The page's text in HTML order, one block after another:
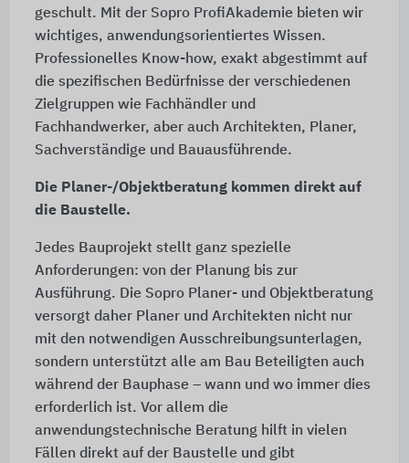
geschult. Mit der Sopro ProfiAkademie bieten wir
wichtiges, anwendungsorientiertes Wissen.
Professionelles Know-how, exakt abgestimmt auf
die spezifischen Bedürfnisse der verschiedenen
Zielgruppen wie Fachhändler und
Fachhandwerker, aber auch Architekten, Planer,
Sachverständige und Bauausführende.
Die Planer-/Objektberatung kommen direkt auf
die Baustelle.
Jedes Bauprojekt stellt ganz spezielle
Anforderungen: von der Planung bis zur
Ausführung. Die Sopro Planer- und Objektberatung
versorgt daher Planer und Architekten nicht nur
mit den notwendigen Ausschreibungsunterlagen,
sondern unterstützt alle am Bau Beteiligten auch
während der Bauphase – wann und wo immer dies
erforderlich ist. Vor allem die
anwendungstechnische Beratung hilft in vielen
Fällen direkt auf der Baustelle und gibt